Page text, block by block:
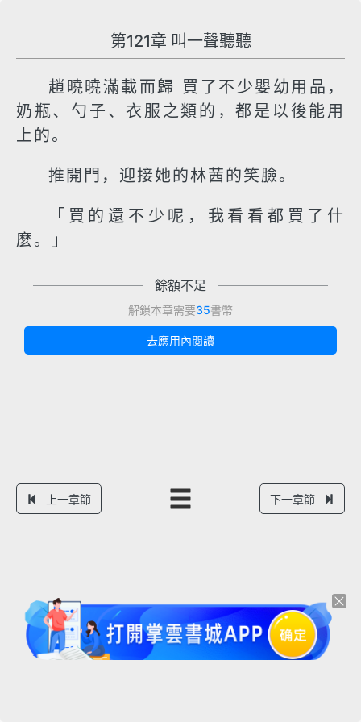
第121章 叫一聲聽聽
趙曉曉滿載而歸 買了不少嬰幼用品，
奶瓶、勺子、衣服之類的，都是以後能用
上的。
推開門，迎接她的林茜的笑臉。
「買的還不少呢，我看看都買了什
麼。」
餘額不足
解鎖本章需要35書幣
去應用內閱讀
上一章節 下一章節